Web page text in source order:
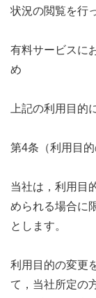
状況の閲覧を行
有料サービスに
め
上記の利用目的
第4条（利用目的
当社は，利用目
められる場合に
とします。
利用目的の変更
て，当社所定の